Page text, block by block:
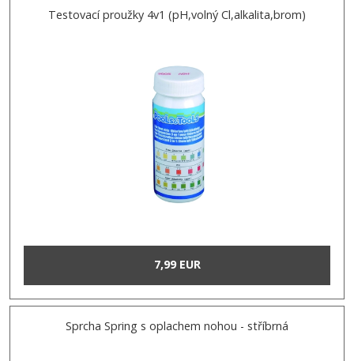
Testovací proužky 4v1 (pH,volný Cl,alkalita,brom)
7,99 EUR
Sprcha Spring s oplachem nohou - stříbrná